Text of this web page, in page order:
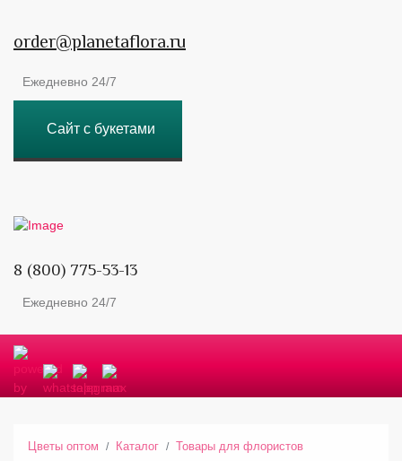
order@planetaflora.ru
Ежедневно 24/7
Сайт с букетами
8 (800) 775-53-13
Ежедневно 24/7
Цветы оптом Каталог
Товары для флористов